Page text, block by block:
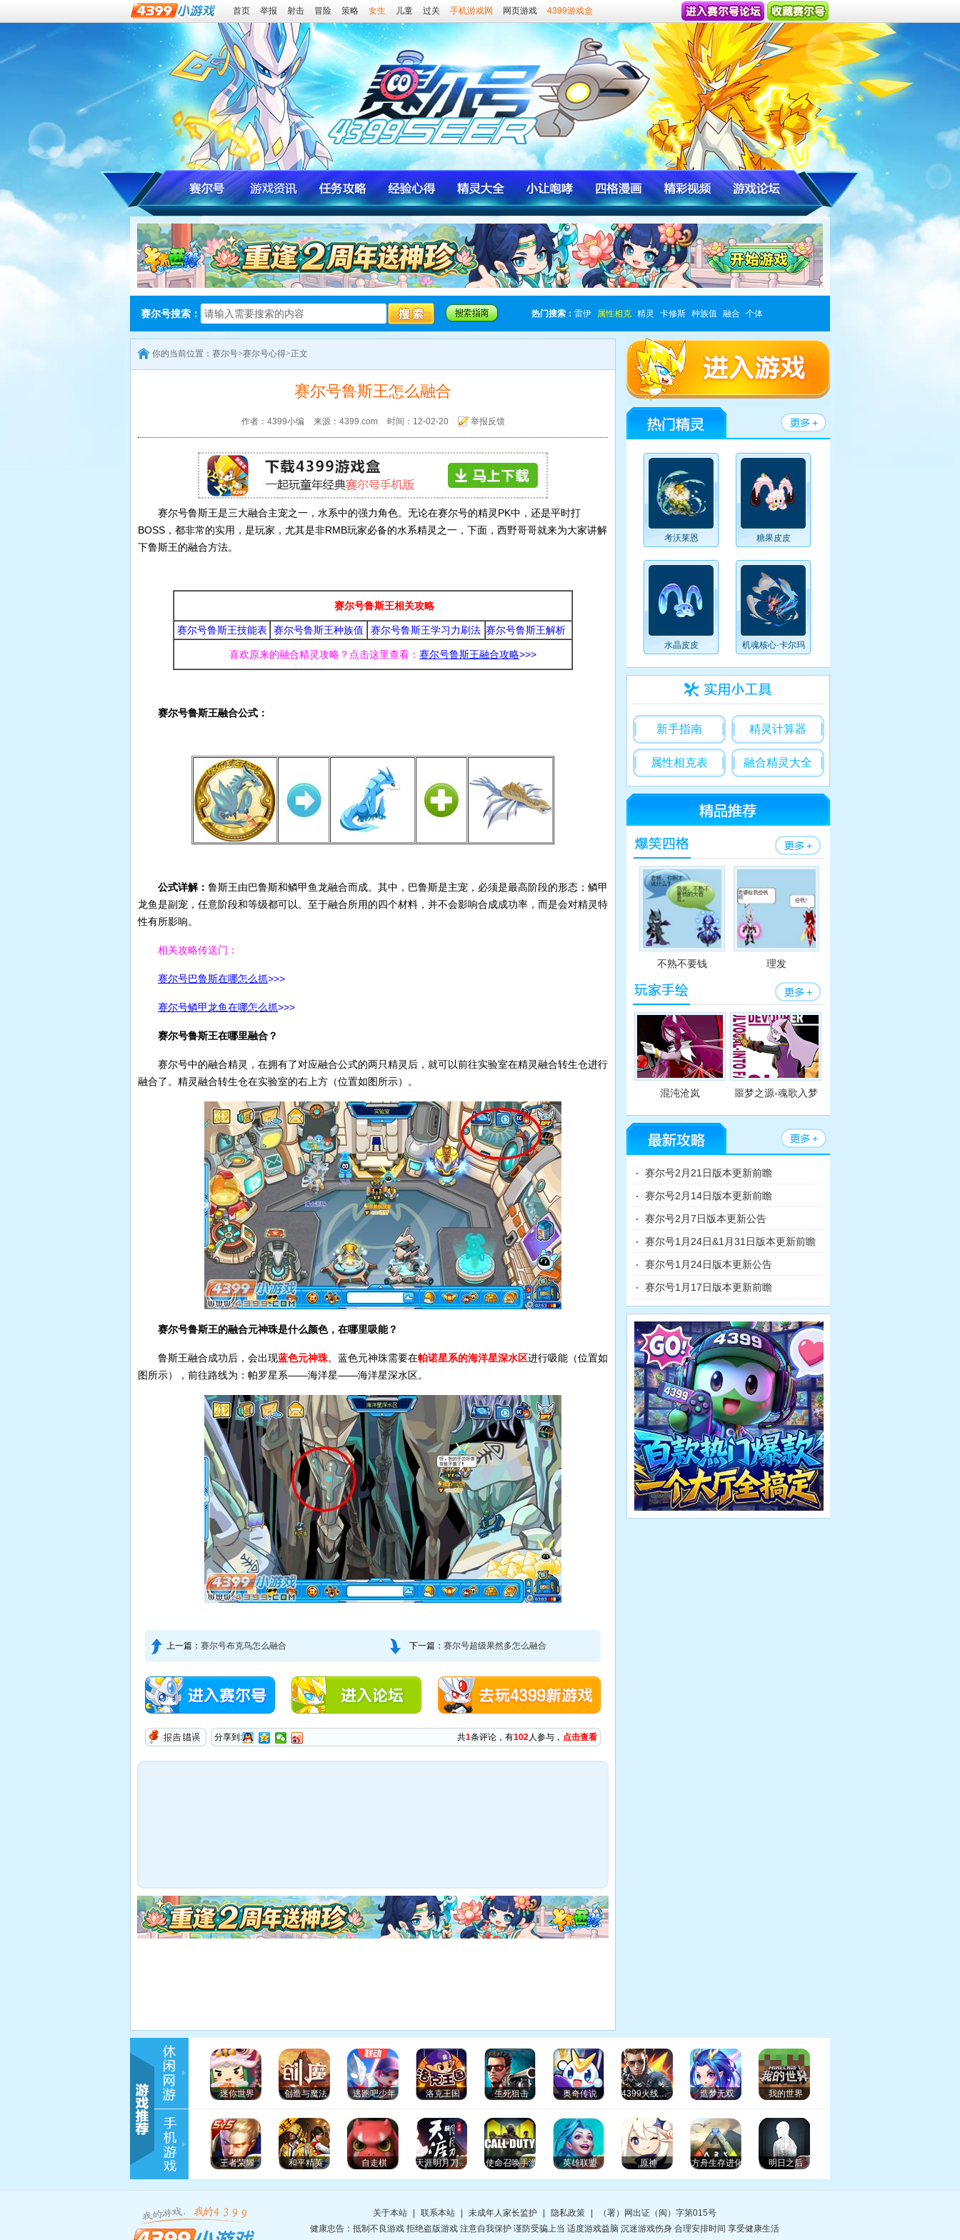
首页 举报 射击 冒险 策略 女生 儿童 过关 手机游戏网 网页游戏 4399游戏盒
4399赛尔号
赛尔号任务攻略 赛尔号经验心得 赛尔号视频 赛尔号官方论坛
赛尔号搜索：
南
热门搜索： 雷伊 属性相克 精灵 卡修斯 种族值 融合 个体
你的当前位置： 赛尔号>赛尔号心得>正文
赛尔号鲁斯王怎么融合
作者：4399小编 来源：4399.com 时间：12-02-20 举报反馈
赛尔号鲁斯王是三大融合主宠之一，水系中的强力角色。无论在赛尔号的精灵PK中，还是平时打
BOSS，都非常的实用，是玩家，尤其是非RMB玩家必备的水系精灵之一，下面，西野哥哥就来为大家讲解
下鲁斯王的融合方法。
赛尔号鲁斯王相关攻略
赛尔号鲁斯王技能表 赛尔号鲁斯王种族值 赛尔号鲁斯王学习力刷法 赛尔号鲁斯王解析
喜欢原来的融合精灵攻略？点击这里查看： 赛尔号鲁斯王融合攻略>>>
赛尔号鲁斯王融合公式：
公式详解： 鲁斯王由巴鲁斯和鳞甲鱼龙融合而成。其中，巴鲁斯是主宠，必须是最高阶段的形态；鳞甲
龙鱼是副宠，任意阶段和等级都可以。至于融合所用的四个材料，并不会影响合成成功率，而是会对精灵特
性有所影响。
相关攻略传送门：
赛尔号巴鲁斯在哪怎么抓>>>
赛尔号鳞甲龙鱼在哪怎么抓>>>
赛尔号鲁斯王在哪里融合？
赛尔号中的融合精灵，在拥有了对应融合公式的两只精灵后，就可以前往实验室在精灵融合转生仓进行
融合了。精灵融合转生仓在实验室的右上方（位置如图所示）。
赛尔号鲁斯王的融合元神珠是什么颜色，在哪里吸能？
鲁斯王融合成功后，会出现蓝色元神珠。蓝色元神珠需要在帕诺星系的海洋星深水区进行吸能（位置如
图所示），前往路线为：帕罗星系——海洋星——海洋星深水区。
上一篇： 赛尔号布克鸟怎么融合 下一篇： 赛尔号超级果然多怎么融合
报告错误
分享到: 共1条评论，有102人参与， 点击查看
4399赛尔号
赛尔号精灵
考沃莱恩 糖果皮皮
水晶皮皮 机魂核心·卡尔玛
实用小工具
新手指南 精灵计算器
属性相克表 融合精灵大全
赛尔号四格漫
画
不熟不要钱 理发
赛尔号玩家手
赛尔号玩家
混沌沧岚 噩梦之源-魂歌入梦
赛尔号2月21日版本更新前瞻
赛尔号2月14日版本更新前瞻
赛尔号2月7日版本更新公告
赛尔号1月24日&1月31日版本更新前瞻
赛尔号1月24日版本更新公告
赛尔号1月17日版本更新前瞻
迷你世界 创造与魔法 逃跑吧少年 洛克王国 生死狙击 奥奇传说 4399火线精英 造梦无双 我的世界
王者荣耀 和平精英 自走棋 天涯明月刀手游 使命召唤手游 英雄联盟 原神 方舟生存进化 明日之后
关于本站 联系本站 未成年人家长监护 隐私政策
（署）网出证（闽）字第015号
健康忠告：抵制不良游戏 拒绝盗版游戏 注意自我保护 谨防受骗上当 适度游戏益脑 沉迷游戏伤身 合理安排时间 享受健康生活